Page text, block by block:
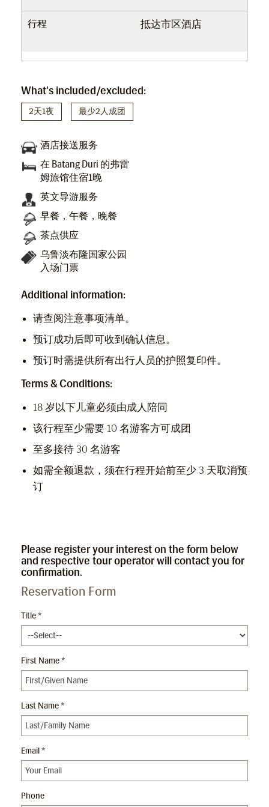
行程 抵达市区酒店
What's included/excluded:
2天1夜 最少2人成团
酒店接送服务
在 Batang Duri 的弗雷
姆旅馆住宿1晚
英文导游服务
早餐，午餐，晚餐
茶点供应
乌鲁淡布隆国家公园
入场门票
Additional information:
请查阅注意事项清单。
预订成功后即可收到确认信息。
预订时需提供所有出行人员的护照复印件。
Terms & Conditions:
18 岁以下儿童必须由成人陪同
该行程至少需要 10 名游客方可成团
至多接待 30 名游客
如需全额退款，须在行程开始前至少 3 天取消预
订
Please register your interest on the form below
and respective tour operator will contact you for
confirmation.
Reservation Form
Title *
First Name *
Last Name *
Email *
Phone